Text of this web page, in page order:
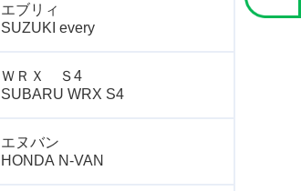
エブリィ
SUZUKI every
ＷＲＸ Ｓ4
SUBARU WRX S4
エヌバン
HONDA N-VAN